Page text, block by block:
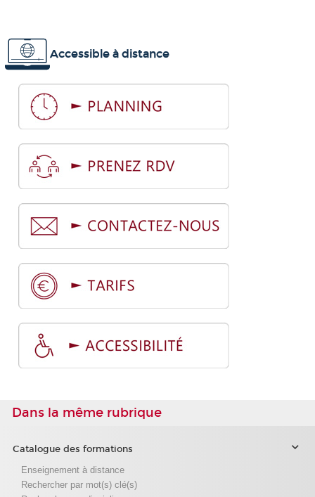
Accessible à distance
Dans la même rubrique
Catalogue des formations
Enseignement à distance
Rechercher par mot(s) clé(s)